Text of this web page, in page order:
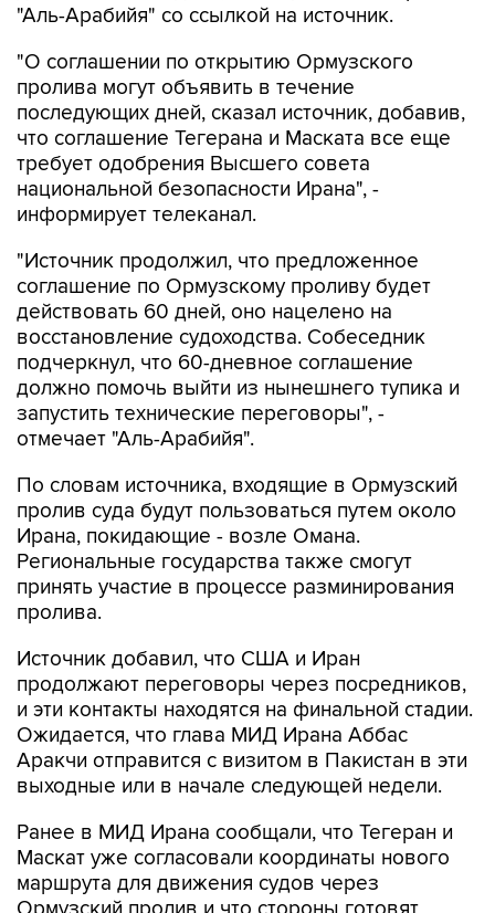
"Аль-Арабийя" со ссылкой на источник.
"О соглашении по открытию Ормузского
пролива могут объявить в течение
последующих дней, сказал источник, добавив,
что соглашение Тегерана и Маската все еще
требует одобрения Высшего совета
национальной безопасности Ирана", -
информирует телеканал.
"Источник продолжил, что предложенное
соглашение по Ормузскому проливу будет
действовать 60 дней, оно нацелено на
восстановление судоходства. Собеседник
подчеркнул, что 60-дневное соглашение
должно помочь выйти из нынешнего тупика и
запустить технические переговоры", -
отмечает "Аль-Арабийя".
По словам источника, входящие в Ормузский
пролив суда будут пользоваться путем около
Ирана, покидающие - возле Омана.
Региональные государства также смогут
принять участие в процессе разминирования
пролива.
Источник добавил, что США и Иран
продолжают переговоры через посредников,
и эти контакты находятся на финальной стадии.
Ожидается, что глава МИД Ирана Аббас
Аракчи отправится с визитом в Пакистан в эти
выходные или в начале следующей недели.
Ранее в МИД Ирана сообщали, что Тегеран и
Маскат уже согласовали координаты нового
маршрута для движения судов через